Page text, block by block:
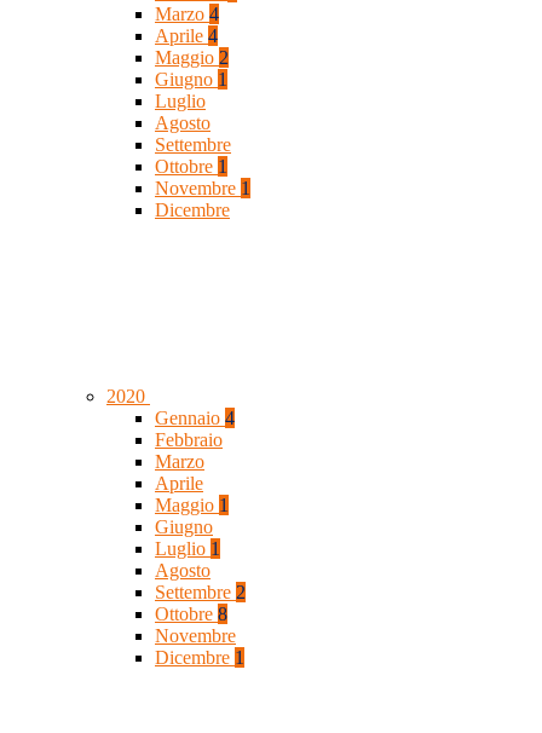
Marzo 4
Aprile 4
Maggio 2
Giugno 1
Luglio
Agosto
Settembre
Ottobre 1
Novembre 1
Dicembre
2020
Gennaio 4
Febbraio
Marzo
Aprile
Maggio 1
Giugno
Luglio 1
Agosto
Settembre 2
Ottobre 8
Novembre
Dicembre 1